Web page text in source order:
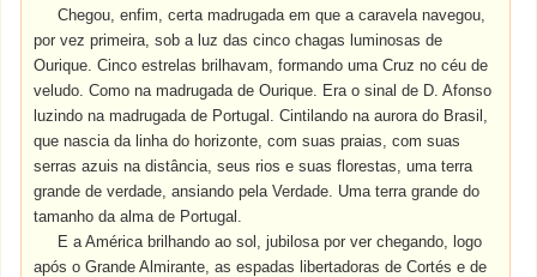
Chegou, enfim, certa madrugada em que a caravela navegou,
por vez primeira, sob a luz das cinco chagas luminosas de
Ourique. Cinco estrelas brilhavam, formando uma Cruz no céu de
veludo. Como na madrugada de Ourique. Era o sinal de D. Afonso
luzindo na madrugada de Portugal. Cintilando na aurora do Brasil,
que nascia da linha do horizonte, com suas praias, com suas
serras azuis na distância, seus rios e suas florestas, uma terra
grande de verdade, ansiando pela Verdade. Uma terra grande do
tamanho da alma de Portugal.
E a América brilhando ao sol, jubilosa por ver chegando, logo
após o Grande Almirante, as espadas libertadoras de Cortés e de